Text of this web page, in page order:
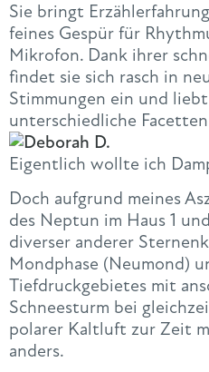
Sie bringt
feines Gespür für
Mikrofon. Dank ihrer
findet sie sich rasch in
Stimmungen ein und
unterschiedliche
Eigentlich wollte ich
Doch aufgrund meines
des Neptun im Haus 1
diverser anderer
Mondphase (Neumond)
Tiefdruckgebietes mit
Schneesturm bei
polarer Kaltluft zur Zeit
anders.